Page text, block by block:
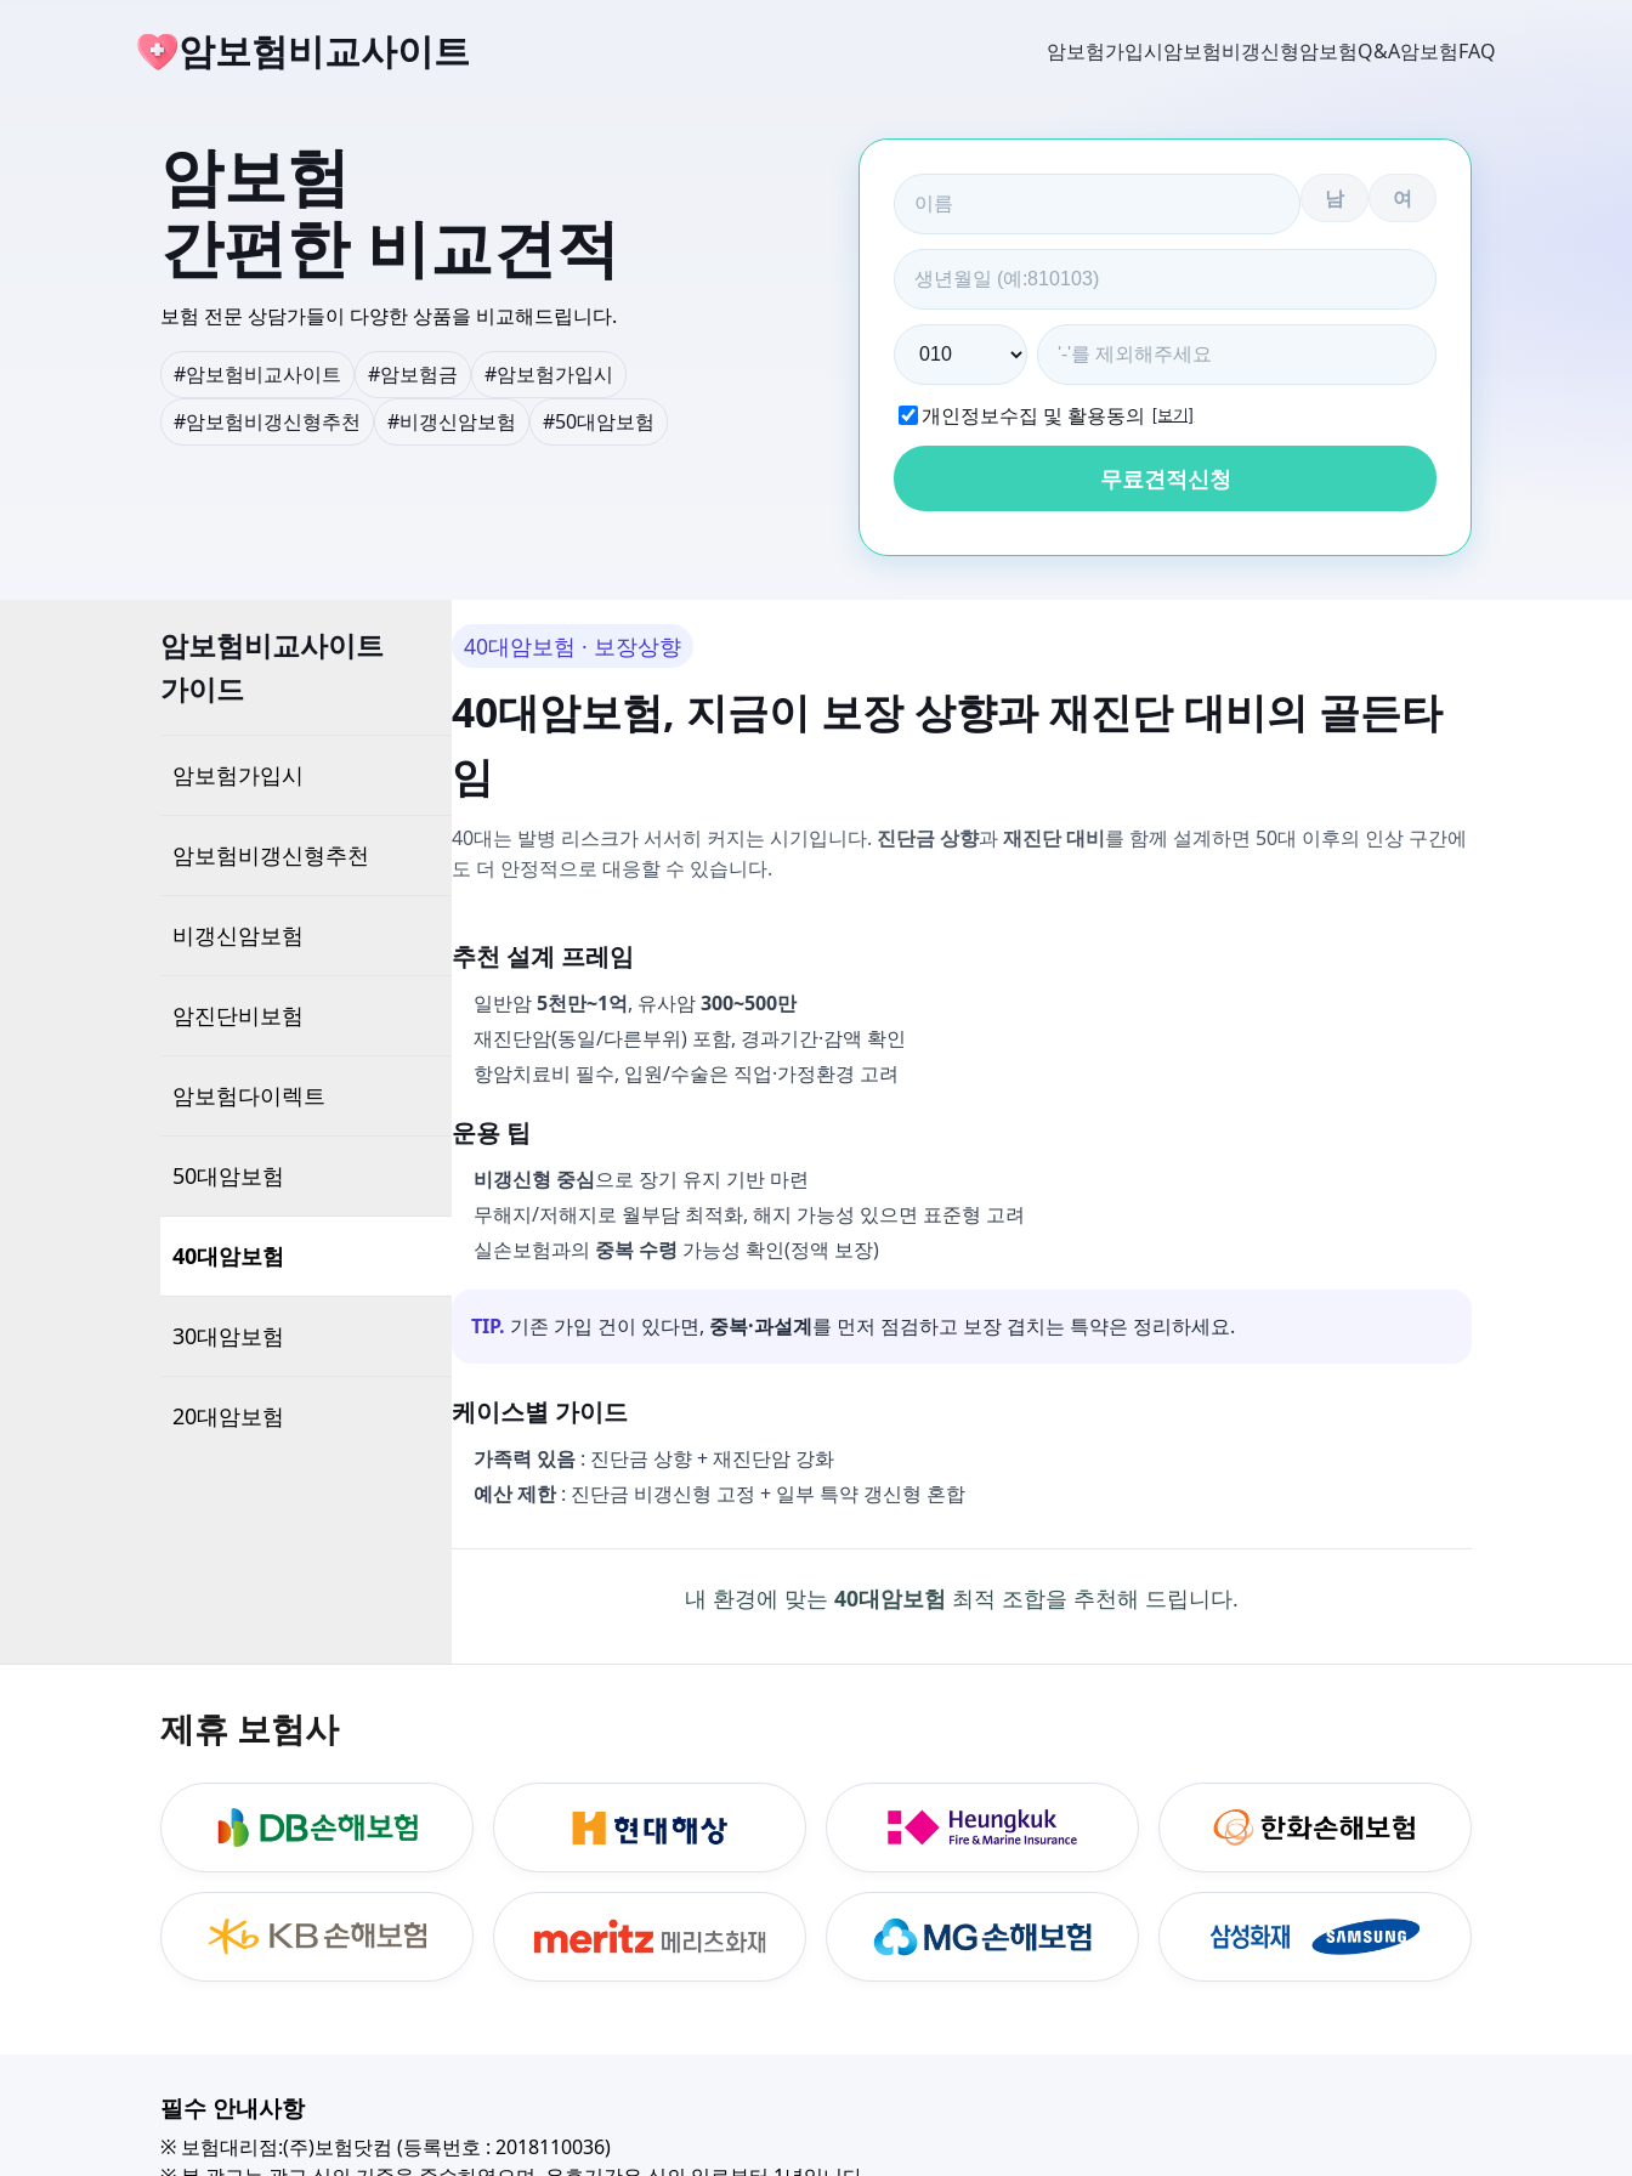
암보험비교사이트 암보험가입시암보험비갱신형암보험Q&A암보험FAQ
암보험
간편한 비교견적
보험 전문 상담가들이 다양한 상품을 비교해드립니다.
#암보험비교사이트 #암보험금
#암보험가입시
#암보험비갱신형추천
#비갱신암보험 #50대암보험
남 여
개인정보수집 및 활용동의 [보기]
무료견적신청
암보험비교사이트
가이드
암보험가입시
암보험비갱신형추천
비갱신암보험
암진단비보험
암보험다이렉트
50대암보험
40대암보험
30대암보험
20대암보험
40대암보험 · 보장상향
40대암보험, 지금이 보장 상향과 재진단 대비의 골든타
임
40대는 발병 리스크가 서서히 커지는 시기입니다. 진단금 상향과재진단 대비를 함께 설계하면 50대 이후의 인상 구간에
도 더 안정적으로 대응할 수 있습니다.
추천 설계 프레임
일반암5천만~1억, 유사암300~500만
재진단암(동일/다른부위) 포함, 경과기간·감액 확인
항암치료비 필수, 입원/수술은 직업·가정환경 고려
운용 팁
비갱신형 중심으로 장기 유지 기반 마련
무해지/저해지로 월부담 최적화, 해지 가능성 있으면 표준형 고려
실손보험과의 중복 수령 가능성 확인(정액 보장)
TIP. 기존 가입 건이 있다면, 중복·과설계를 먼저 점검하고 보장 겹치는 특약은 정리하세요.
케이스별 가이드
가족력 있음 : 진단금 상향 + 재진단암 강화
예산 제한: 진단금 비갱신형 고정 + 일부 특약 갱신형 혼합
내 환경에 맞는 40대암보험 최적 조합을 추천해 드립니다.
제휴 보험사
필수 안내사항
※ 보험대리점:(주)보험닷컴 (등록번호 : 2018110036)